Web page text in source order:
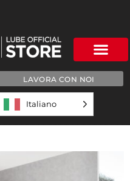
LAVORA CON NOI
Italiano